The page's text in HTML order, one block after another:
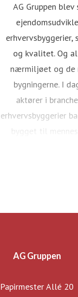
AG Gruppen
og kvalitet. Og
nærmiljøet og de
bygningerne. I
aktører i
erhvervsbyggerier
bygget til
AG Gruppen
Papirmester Allé 20